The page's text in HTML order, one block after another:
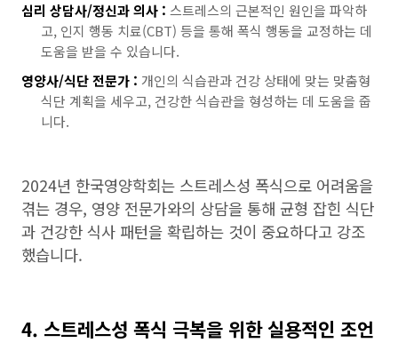
심리 상담사/정신과 의사 : 스트레스의 근본적인 원인을 파악하
고, 인지 행동 치료(CBT) 등을 통해 폭식 행동을 교정하는 데
도움을 받을 수 있습니다.
영양사/식단 전문가 : 개인의 식습관과 건강 상태에 맞는 맞춤형
식단 계획을 세우고, 건강한 식습관을 형성하는 데 도움을 줍
니다.
2024년 한국영양학회는 스트레스성 폭식으로 어려움을
겪는 경우, 영양 전문가와의 상담을 통해 균형 잡힌 식단
과 건강한 식사 패턴을 확립하는 것이 중요하다고 강조
했습니다.
4. 스트레스성 폭식 극복을 위한 실용적인 조언